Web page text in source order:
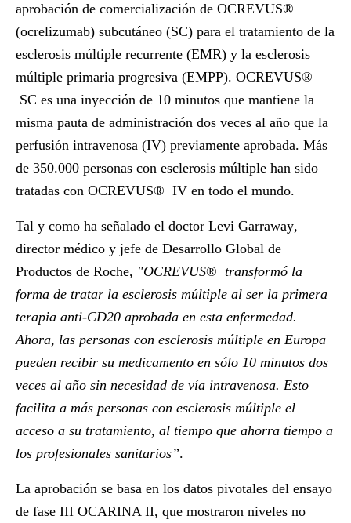
aprobación de comercialización de OCREVUS®
(ocrelizumab) subcutáneo (SC) para el tratamiento de la
esclerosis múltiple recurrente (EMR) y la esclerosis
múltiple primaria progresiva (EMPP). OCREVUS®
SC es una inyección de 10 minutos que mantiene la
misma pauta de administración dos veces al año que la
perfusión intravenosa (IV) previamente aprobada. Más
de 350.000 personas con esclerosis múltiple han sido
tratadas con OCREVUS® IV en todo el mundo.
Tal y como ha señalado el doctor Levi Garraway,
director médico y jefe de Desarrollo Global de
Productos de Roche, "OCREVUS® transformó la
forma de tratar la esclerosis múltiple al ser la primera
terapia anti-CD20 aprobada en esta enfermedad.
Ahora, las personas con esclerosis múltiple en Europa
pueden recibir su medicamento en sólo 10 minutos dos
veces al año sin necesidad de vía intravenosa. Esto
facilita a más personas con esclerosis múltiple el
acceso a su tratamiento, al tiempo que ahorra tiempo a
los profesionales sanitarios”.
La aprobación se basa en los datos pivotales del ensayo
de fase III OCARINA II, que mostraron niveles no